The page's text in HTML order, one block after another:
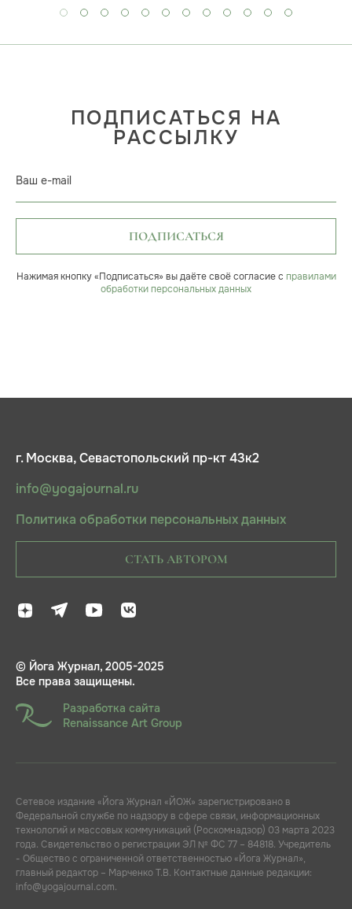
ПОДПИСАТЬСЯ НА
РАССЫЛКУ
Ваш e-mail
ПОДПИСАТЬСЯ
Нажимая кнопку «Подписаться» вы даёте своё согласие с правилами
обработки персональных данных
г. Москва, Севастопольский пр-кт 43к2
info@yogajournal.ru
Политика обработки персональных данных
СТАТЬ АВТОРОМ
© Йога Журнал, 2005-2025
Все права защищены.
Разработка сайта
Renaissance Art Group
Сетевое издание «Йога Журнал «ЙОЖ» зарегистрировано в
Федеральной службе по надзору в сфере связи, информационных
технологий и массовых коммуникаций (Роскомнадзор) 03 марта 2023
года. Свидетельство о регистрации ЭЛ № ФС 77 – 84818. Учредитель
- Общество с ограниченной ответственностью «Йога Журнал»,
главный редактор – Марченко Т.В. Контактные данные редакции:
info@yogajournal.com.